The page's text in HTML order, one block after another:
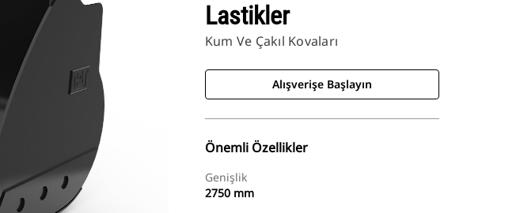
Lastikler
Kum Ve Çakıl Kovaları
Alışverişe Başlayın
Önemli Özellikler
Genişlik
2750 mm